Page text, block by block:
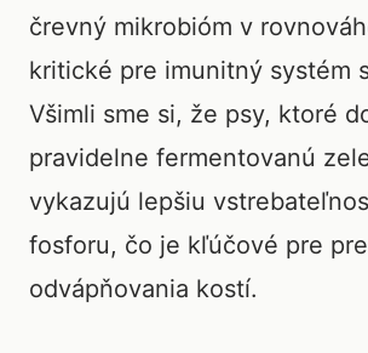
črevný mikrobióm v
kritické pre imunitný systém
Všimli sme si, že psy, ktoré
pravidelne fermentovanú
vykazujú lepšiu
fosforu, čo je kľúčové pre
odvápňovania kostí.